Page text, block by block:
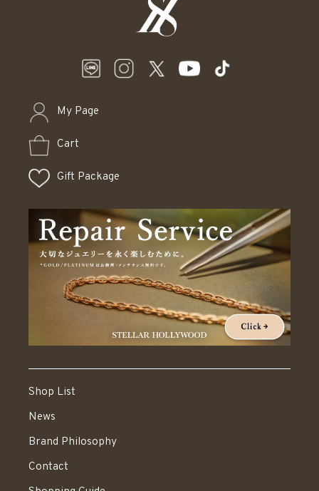
My Page
Cart
Gift Package
Shop List
News
Brand Philosophy
Contact